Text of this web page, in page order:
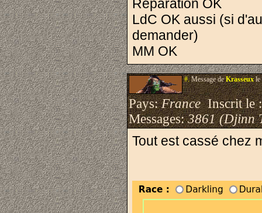
Réparation OK
LdC OK aussi (si
demander)
MM OK
#.Message deKrasseuxle
Pays:FranceInscrit le
Messages:3861 (Djinn
Tout est cassé chez